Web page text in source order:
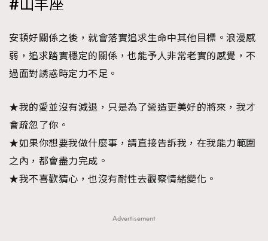
#山羊座
安頓好關係之後，就會落實追求生命中其他目標。浪漫感
弱，追求踏實穩定的關係，也能予人非常老實的感覺，不
過面對誘惑時定力不足。
★我的愛並沒有減退，只是為了營造更美好的將來，我才
會疏忽了你。
★如果你想要我做什麼事，請直接告訴我，在我能力範圍
之內，都會盡力完成。
★我不喜歡猜心，也沒有耐性去觀察情緒變化。
Advertisement